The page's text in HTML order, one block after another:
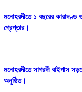
মনোহরদীতে ১ বছরের কারাদণ্ড
গ্রেপ্তার।
মনোহরদীতে সাগরদী বাইপাস
অনুষ্ঠিত।